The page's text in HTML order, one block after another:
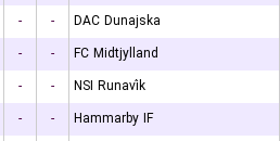
- -
DAC Dunajska
- -
FC Midtjylland
- -
NSI Runavík
- -
Hammarby IF